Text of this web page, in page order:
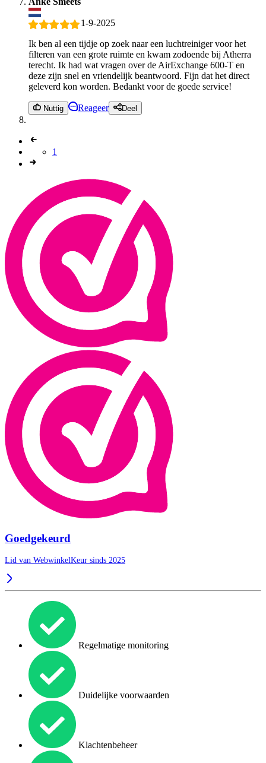
1-9-2025
Ik ben al een tijdje op zoek naar een luchtreiniger voor het
filteren van een grote ruimte en kwam zodoende bij Atherra
terecht. Ik had wat vragen over de AirExchange 600-T en
deze zijn snel en vriendelijk beantwoord. Fijn dat het direct
geleverd kon worden. Bedankt voor de goede service!
Nuttig Reageer Deel
1
Goedgekeurd
Lid van WebwinkelKeur sinds 2025
Regelmatige monitoring
Duidelijke voorwaarden
Klachtenbeheer